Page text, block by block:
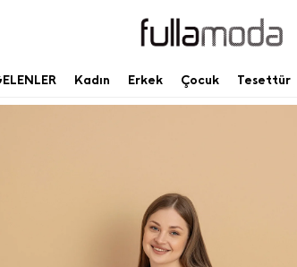
Kadın Erkek Çocuk Tesettür